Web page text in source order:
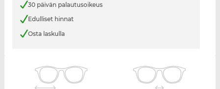
30 päivän palautusoikeus
Edulliset hinnat
Osta laskulla